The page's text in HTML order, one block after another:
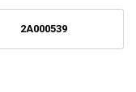
2A000539